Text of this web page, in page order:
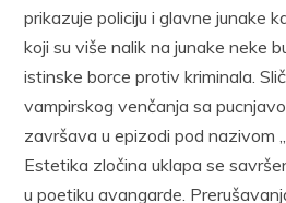
prikazuje policiju i glavne junake
koji su više nalik na junake neke
istinske borce protiv kriminala.
vampirskog venčanja sa
završava u epizodi pod nazivom
Estetika zločina uklapa se
u poetiku avangarde.